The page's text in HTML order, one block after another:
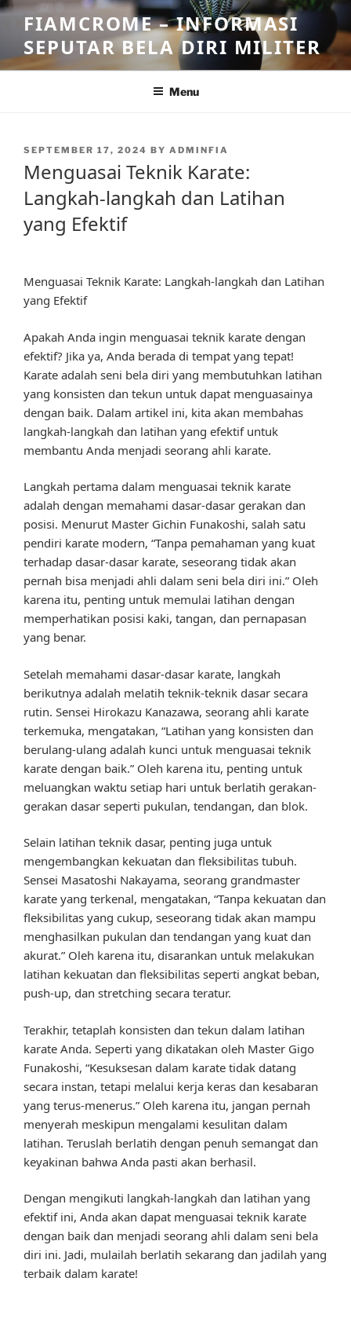
Skip
content
FIAMCROME – INFORMASI
SEPUTAR BELA DIRI MILITER
Menu
POSTED
SEPTEMBER 17, 2024 BY ADMINFIA
Menguasai Teknik Karate:
Langkah-langkah dan Latihan
yang Efektif
Menguasai Teknik Karate: Langkah-langkah dan Latihan
yang Efektif
Apakah Anda ingin menguasai teknik karate dengan
efektif? Jika ya, Anda berada di tempat yang tepat!
Karate adalah seni bela diri yang membutuhkan latihan
yang konsisten dan tekun untuk dapat menguasainya
dengan baik. Dalam artikel ini, kita akan membahas
langkah-langkah dan latihan yang efektif untuk
membantu Anda menjadi seorang ahli karate.
Langkah pertama dalam menguasai teknik karate
adalah dengan memahami dasar-dasar gerakan dan
posisi. Menurut Master Gichin Funakoshi, salah satu
pendiri karate modern, “Tanpa pemahaman yang kuat
terhadap dasar-dasar karate, seseorang tidak akan
pernah bisa menjadi ahli dalam seni bela diri ini.” Oleh
karena itu, penting untuk memulai latihan dengan
memperhatikan posisi kaki, tangan, dan pernapasan
yang benar.
Setelah memahami dasar-dasar karate, langkah
berikutnya adalah melatih teknik-teknik dasar secara
rutin. Sensei Hirokazu Kanazawa, seorang ahli karate
terkemuka, mengatakan, “Latihan yang konsisten dan
berulang-ulang adalah kunci untuk menguasai teknik
karate dengan baik.” Oleh karena itu, penting untuk
meluangkan waktu setiap hari untuk berlatih gerakan-
gerakan dasar seperti pukulan, tendangan, dan blok.
Selain latihan teknik dasar, penting juga untuk
mengembangkan kekuatan dan fleksibilitas tubuh.
Sensei Masatoshi Nakayama, seorang grandmaster
karate yang terkenal, mengatakan, “Tanpa kekuatan dan
fleksibilitas yang cukup, seseorang tidak akan mampu
menghasilkan pukulan dan tendangan yang kuat dan
akurat.” Oleh karena itu, disarankan untuk melakukan
latihan kekuatan dan fleksibilitas seperti angkat beban,
push-up, dan stretching secara teratur.
Terakhir, tetaplah konsisten dan tekun dalam latihan
karate Anda. Seperti yang dikatakan oleh Master Gigo
Funakoshi, “Kesuksesan dalam karate tidak datang
secara instan, tetapi melalui kerja keras dan kesabaran
yang terus-menerus.” Oleh karena itu, jangan pernah
menyerah meskipun mengalami kesulitan dalam
latihan. Teruslah berlatih dengan penuh semangat dan
keyakinan bahwa Anda pasti akan berhasil.
Dengan mengikuti langkah-langkah dan latihan yang
efektif ini, Anda akan dapat menguasai teknik karate
dengan baik dan menjadi seorang ahli dalam seni bela
diri ini. Jadi, mulailah berlatih sekarang dan jadilah yang
terbaik dalam karate!